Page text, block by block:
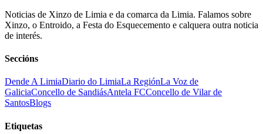
Noticias de Xinzo de Limia e da comarca da Limia. Falamos sobre
Xinzo, o Entroido, a Festa do Esquecemento e calquera outra noticia
de interés.
Seccións
Dende A LimiaDiario do LimiaLa RegiónLa Voz de
GaliciaConcello de SandiásAntela FCConcello de Vilar de
SantosBlogs
Etiquetas